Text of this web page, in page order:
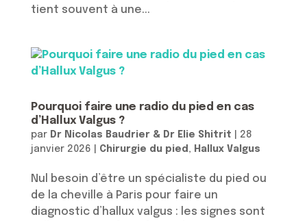
tient souvent à une...
Pourquoi faire une radio du pied en cas
d’Hallux Valgus ?
par Dr Nicolas Baudrier & Dr Elie Shitrit
28
janvier 2026
Chirurgie du pied , Hallux Valgus
Nul besoin d’être un spécialiste du pied ou
de la cheville à Paris pour faire un
diagnostic d’hallux valgus : les signes sont